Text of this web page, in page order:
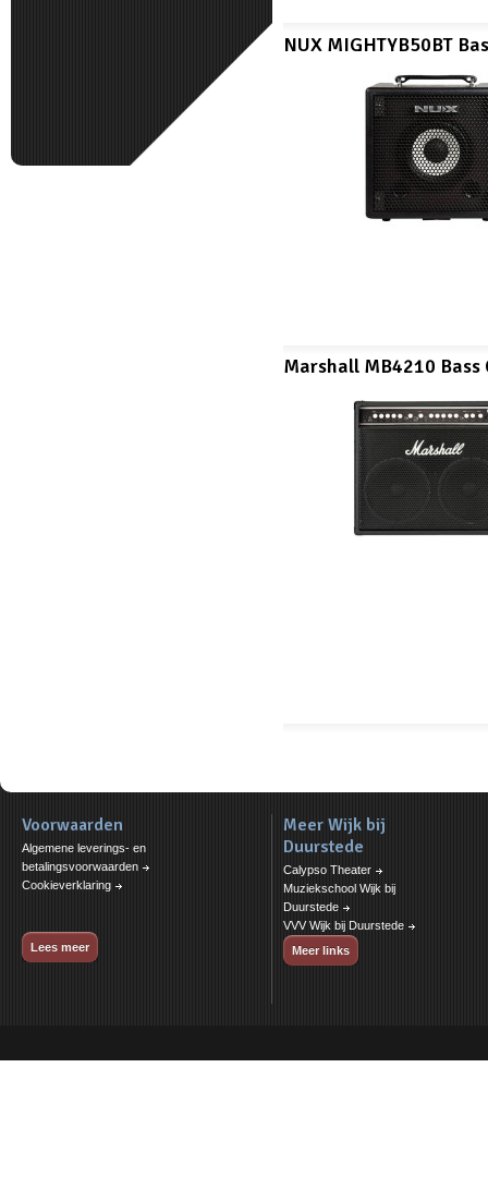
NUX MIGHTYB50BT
Marshall MB4210 Bass
Voorwaarden
Algemene leverings- en
betalingsvoorwaarden
Cookieverklaring
Lees meer
Meer Wijk bij
Duurstede
Calypso Theater
Muziekschool Wijk bij
Duurstede
VVV Wijk bij Duurstede
Meer links